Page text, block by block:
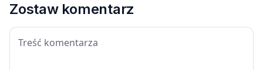
Zostaw komentarz